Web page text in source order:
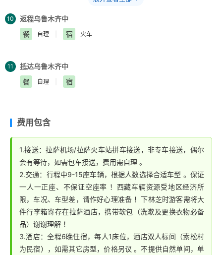
后，自行前往藏装美拍地赠送藏装旅拍：(只提供为基础
消费项目，含一套藏装、无头饰，5张底片(均为电子板)
不退费)、自行前往大昭寺广场八角街在那里闲逛、发
呆、吃美食-大昭寺八角街周围很多正宗川菜馆，您可以
筒，围着大昭寺顺时针转经 。大昭寺广场是个感受当地
藏民转经的最佳地点，每天都有很多信徒在大昭寺门前磕
长头叩 。
八角街是围绕大昭寺修建的一条拉萨最繁华的商业街 。
弥漫着浓郁的藏族文化气息 。八角街长约、公里，街道
两旁商店林立，热闹非凡 。相传八廓街的玛吉阿米，是
六世达赖仓央嘉措的密宫 。他曾在此地写下著名的《在
那东方的山顶上》，“在那东方高高的山顶上，升起一轮
皎洁的月亮......
【布宫当天游览须知】
请在12点以前收拾好行李，检查房间，到前台办理退房
手续，若出现延误退房时间若损坏酒店房间设施者，一切
后果由游客自己承担，
10
返程乌鲁木齐中
餐
自理 宿 火车
11
抵达乌鲁木齐中
餐
自理 宿
费用包含
1.接送：拉萨机场/拉萨火车站拼车接送，非专车接送，偶尔
会有等待，如需包车接送，费用需自理 。
2.交通：行程中9-15座车辆，根据人数选择合适车型 。保证
一人一正座、不保证空座率 ！西藏车辆资源受地区经济所
限，车况、车型差，请作好心理准备 ！下林芝时游客需将大
件行李箱寄存在拉萨酒店，携带软包（洗漱及更换衣物必备
品）谢谢理解 ！
3.酒店：全程6晚住宿，每人1床位，酒店双人标间（索松村
为民宿），如需其它房型，价格另议 。不提供自然单间，单